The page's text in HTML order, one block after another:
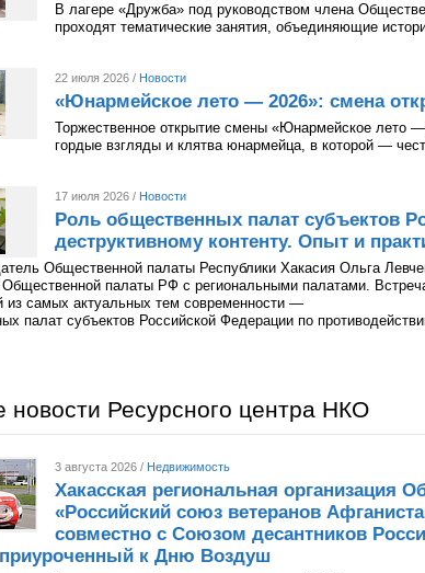
В лагере «Дружба» под руководством члена
проходят тематические занятия, объединяющие
22 июля 2026 / Новости
«Юнармейское лето — 2026»: смена
Торжественное открытие смены «Юнармейское
гордые взгляды и клятва юнармейца, в которой —
17 июля 2026 / Новости
Роль общественных палат субъектов
деструктивному контенту. Опыт и
Общественной палаты Республики Хакасия Ольга
палаты РФ с региональными палатами.
из самых актуальных тем современности —
палат субъектов Российской Федерации по
новости Ресурсного центра НКО
3 августа 2026 / Недвижимость
Хакасская региональная организация
«Российский союз ветеранов
совместно с Союзом десантников
приуроченный к Дню Воздуш